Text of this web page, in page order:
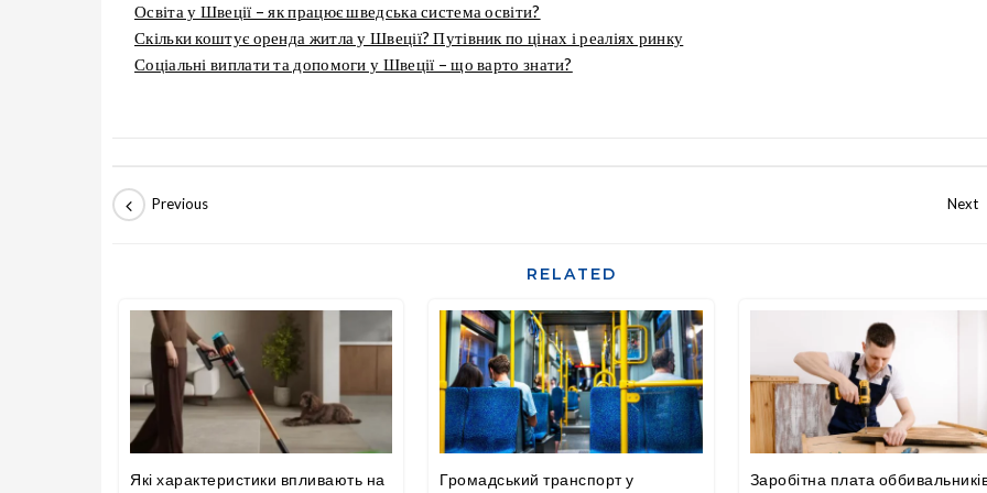
Освіта у Швеції – як працює шведська система освіти?
Скільки коштує оренда житла у Швеції? Путівник по цінах і реаліях ринку
Соціальні виплати та допомоги у Швеції – що варто знати?
RELATED
Які характеристики впливають на Громадський транспорт у Заробітна плата